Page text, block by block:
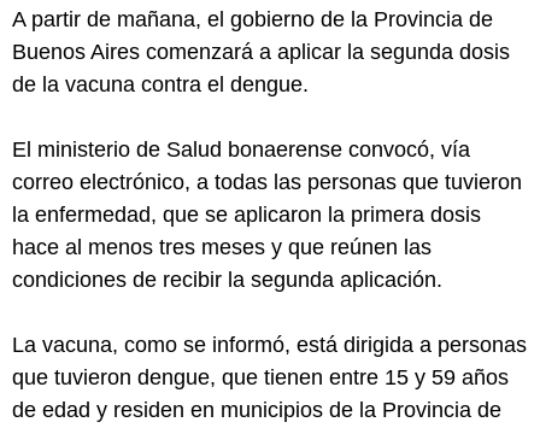
A partir de mañana, el gobierno de la Provincia de
Buenos Aires comenzará a aplicar la segunda dosis
de la vacuna contra el dengue.
El ministerio de Salud bonaerense convocó, vía
correo electrónico, a todas las personas que tuvieron
la enfermedad, que se aplicaron la primera dosis
hace al menos tres meses y que reúnen las
condiciones de recibir la segunda aplicación.
La vacuna, como se informó, está dirigida a personas
que tuvieron dengue, que tienen entre 15 y 59 años
de edad y residen en municipios de la Provincia de